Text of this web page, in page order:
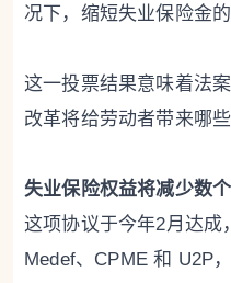
况下，缩短失业保险金的
这一投票结果意味着法
改革将给劳动者带来哪些
失业保险权益将减少数个
这项协议于今年2月达
Medef、CPME 和 U2P